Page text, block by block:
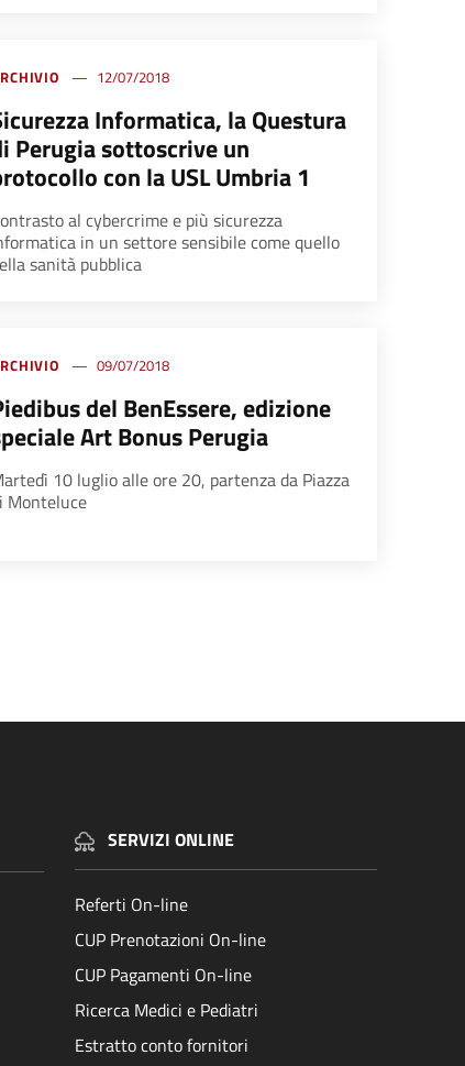
12/07/2018
Informatica, la Questura
Perugia sottoscrive un
con la USL Umbria 1
al cybercrime e più sicurezza
in un settore sensibile come quello
sanità pubblica
09/07/2018
del BenEssere, edizione
Art Bonus Perugia
10 luglio alle ore 20, partenza da Piazza
Monteluce
SERVIZI ONLINE
Referti On-line
CUP Prenotazioni On-line
CUP Pagamenti On-line
Ricerca Medici e Pediatri
Estratto conto fornitori